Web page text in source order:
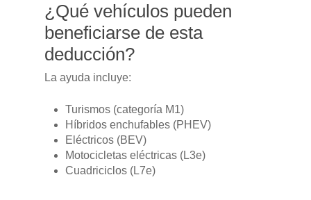
¿Qué vehículos pueden
beneficiarse de esta
deducción?
La ayuda incluye:
Turismos (categoría M1)
Híbridos enchufables (PHEV)
Eléctricos (BEV)
Motocicletas eléctricas (L3e)
Cuadriciclos (L7e)
GAMA
DFSK 600